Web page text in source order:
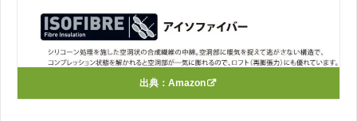
出典： Amazon